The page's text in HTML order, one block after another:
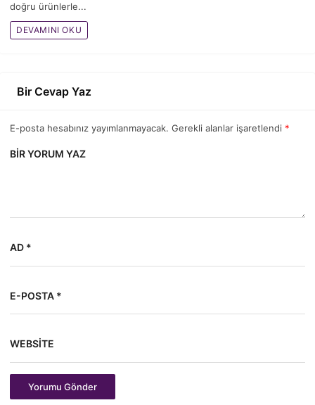
doğru ürünlerle...
DEVAMINI OKU
Bir Cevap Yaz
E-posta hesabınız yayımlanmayacak. Gerekli alanlar işaretlendi *
BIR YORUM YAZ
AD *
E-POSTA *
WEBSITE
Yorumu Gönder